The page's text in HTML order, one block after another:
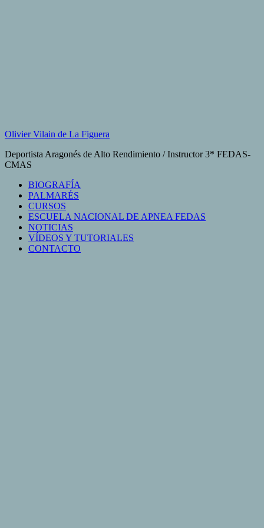
Olivier Vilain de La Figuera
Deportista Aragonés de Alto Rendimiento / Instructor 3* FEDAS-
CMAS
BIOGRAFÍA
PALMARÉS
CURSOS
ESCUELA NACIONAL DE APNEA FEDAS
NOTICIAS
VÍDEOS Y TUTORIALES
CONTACTO